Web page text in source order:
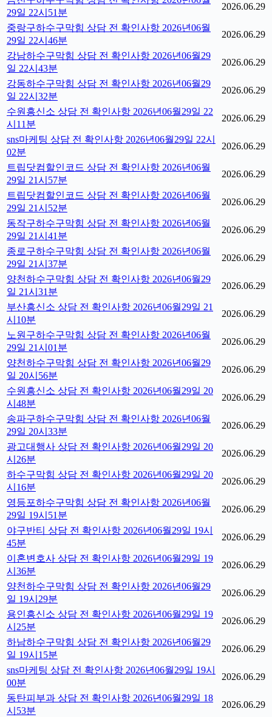
29일 22시51분
2026.06.29
중랑구하수구막힘 상담 전 확인사항 2026년06월
29일 22시46분
2026.06.29
강남하수구막힘 상담 전 확인사항 2026년06월29
일 22시43분
2026.06.29
강동하수구막힘 상담 전 확인사항 2026년06월29
일 22시32분
2026.06.29
수원흥신소 상담 전 확인사항 2026년06월29일 22
시11분
2026.06.29
sns마케팅 상담 전 확인사항 2026년06월29일 22시
02분
2026.06.29
트립닷컴할인코드 상담 전 확인사항 2026년06월
29일 21시57분
2026.06.29
트립닷컴할인코드 상담 전 확인사항 2026년06월
29일 21시52분
2026.06.29
동작구하수구막힘 상담 전 확인사항 2026년06월
29일 21시41분
2026.06.29
종로구하수구막힘 상담 전 확인사항 2026년06월
29일 21시37분
2026.06.29
양천하수구막힘 상담 전 확인사항 2026년06월29
일 21시31분
2026.06.29
부산흥신소 상담 전 확인사항 2026년06월29일 21
시10분
2026.06.29
노원구하수구막힘 상담 전 확인사항 2026년06월
29일 21시01분
2026.06.29
양천하수구막힘 상담 전 확인사항 2026년06월29
일 20시56분
2026.06.29
수원흥신소 상담 전 확인사항 2026년06월29일 20
시48분
2026.06.29
송파구하수구막힘 상담 전 확인사항 2026년06월
29일 20시33분
2026.06.29
광고대행사 상담 전 확인사항 2026년06월29일 20
시26분
2026.06.29
하수구막힘 상담 전 확인사항 2026년06월29일 20
시16분
2026.06.29
영등포하수구막힘 상담 전 확인사항 2026년06월
29일 19시51분
2026.06.29
야구반티 상담 전 확인사항 2026년06월29일 19시
45분
2026.06.29
이혼변호사 상담 전 확인사항 2026년06월29일 19
시36분
2026.06.29
양천하수구막힘 상담 전 확인사항 2026년06월29
일 19시29분
2026.06.29
용인흥신소 상담 전 확인사항 2026년06월29일 19
시25분
2026.06.29
하남하수구막힘 상담 전 확인사항 2026년06월29
일 19시15분
2026.06.29
sns마케팅 상담 전 확인사항 2026년06월29일 19시
00분
2026.06.29
동탄피부과 상담 전 확인사항 2026년06월29일 18
시53분
2026.06.29